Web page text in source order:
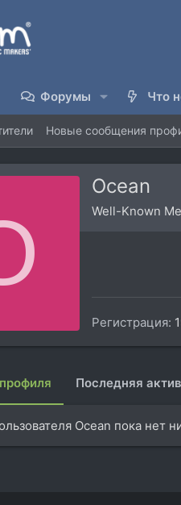
Форумы Что
Новые сообщения
Ocean
Well-Known
Регистрация
Последняя
Ocean пока нет